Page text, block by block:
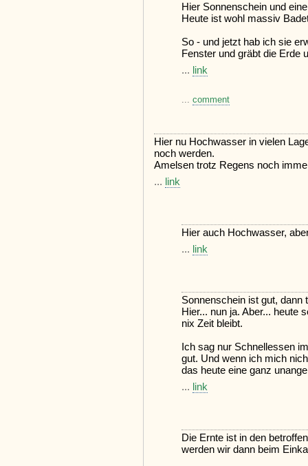
Hier Sonnenschein und
Heute ist wohl massiv
So - und jetzt hab ich sie
Fenster und gräbt die Erde
... link
... comment
Hier nu Hochwasser in vielen
noch werden.
Amelsen trotz Regens noch
... link
Hier auch Hochwasser,
... link
Sonnenschein ist gut, dann
Hier... nun ja. Aber... heute
nix Zeit bleibt.
Ich sag nur Schnellessen
gut. Und wenn ich mich
das heute eine ganz
... link
Die Ernte ist in den
werden wir dann beim